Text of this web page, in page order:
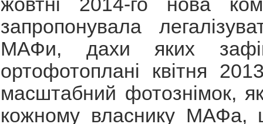
запропонувала
МАФи, дахи яких
ортофотоплані квітня
масштабний фотознімок,
кожному власнику МАФа,